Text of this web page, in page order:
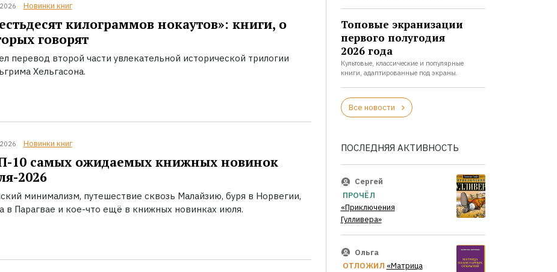
Новинки книг
килограммов нокаутов»: книги, о
говорят
перевод второй части увлекательной исторической трилогии
Хельгасона.
Новинки книг
10 самых ожидаемых книжных новинок
2026
минимализм, путешествие сквозь Малайзию, буря в Норвегии,
в Парагвае и кое-что ещё в книжных новинках июля.
Топовые экранизации
первого полугодия
2026 года
Культовые, классические и популярные
книги, адаптированные под экраны.
Все новости
ПОСЛЕДНЯЯ АКТИВНОСТЬ
Сергей
ПРОЧЁЛ
«Приключения
Гулливера»
Ольга
ОТЛОЖИЛ «Матрица